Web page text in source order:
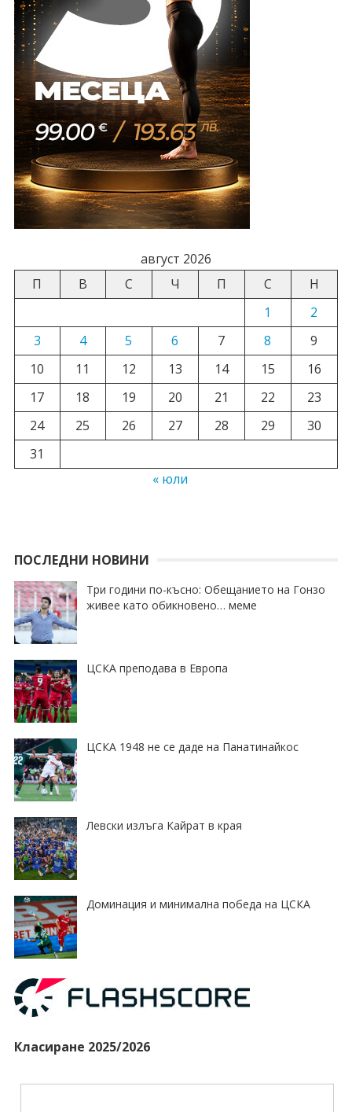
август 2026
П
В С Ч П С
Н
1
2
3
4 5 6 7 8
9
10
11 12 13 14 15
16
17
18 19 20 21 22
23
24
25 26 27 28 29
30
31
« юли
ПОСЛЕДНИ НОВИНИ
Три години по-късно: Обещанието на Гонзо
живее като обикновено… меме
ЦСКА преподава в Европа
ЦСКА 1948 не се даде на Панатинайкос
Левски излъга Кайрат в края
Доминация и минимална победа на ЦСКА
Класиране 2025/2026